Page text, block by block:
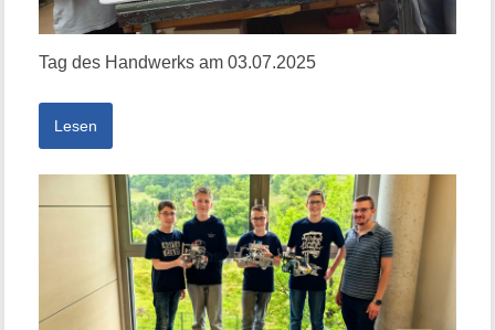
Tag des Handwerks am 03.07.2025
Lesen